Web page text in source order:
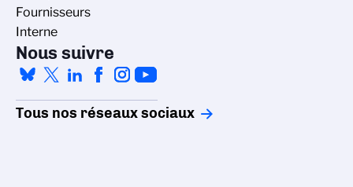
Fournisseurs
Interne
Nous suivre
Tous nos réseaux sociaux